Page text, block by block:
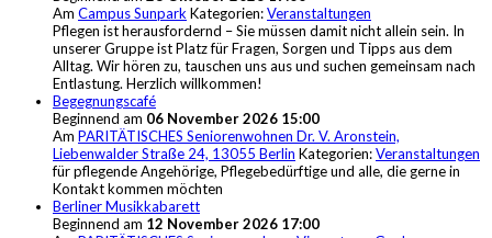
Am Campus Sunpark Kategorien:Veranstaltungen
Pflegen ist herausfordernd – Sie müssen damit nicht allein sein. In
unserer Gruppe ist Platz für Fragen, Sorgen und Tipps aus dem
Alltag. Wir hören zu, tauschen uns aus und suchen gemeinsam nach
Entlastung. Herzlich willkommen!
Begegnungscafé
Beginnend am 06 November 2026 15:00
Am PARITÄTISCHES Seniorenwohnen Dr. V. Aronstein,
Liebenwalder Straße 24, 13055 Berlin Kategorien:Veranstaltungen
für pflegende Angehörige, Pflegebedürftige und alle, die gerne in
Kontakt kommen möchten
Berliner Musikkabarett
Beginnend am 12 November 2026 17:00